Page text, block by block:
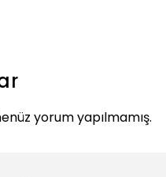
yorum yapılmamış.